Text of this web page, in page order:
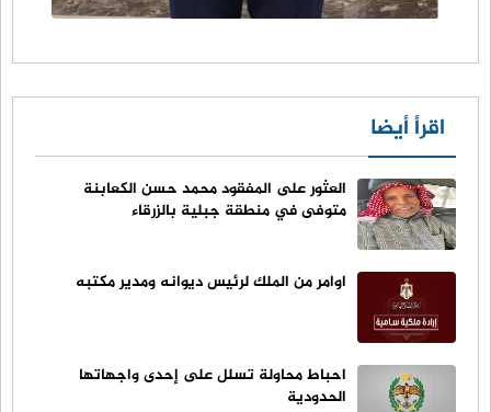
اقرأ أيضا
العثور على المفقود محمد حسن الكعابنة
متوفى في منطقة جبلية بالزرقاء
اوامر من الملك لرئيس ديوانه ومدير مكتبه
احباط محاولة تسلل على إحدى واجهاتها
الحدودية